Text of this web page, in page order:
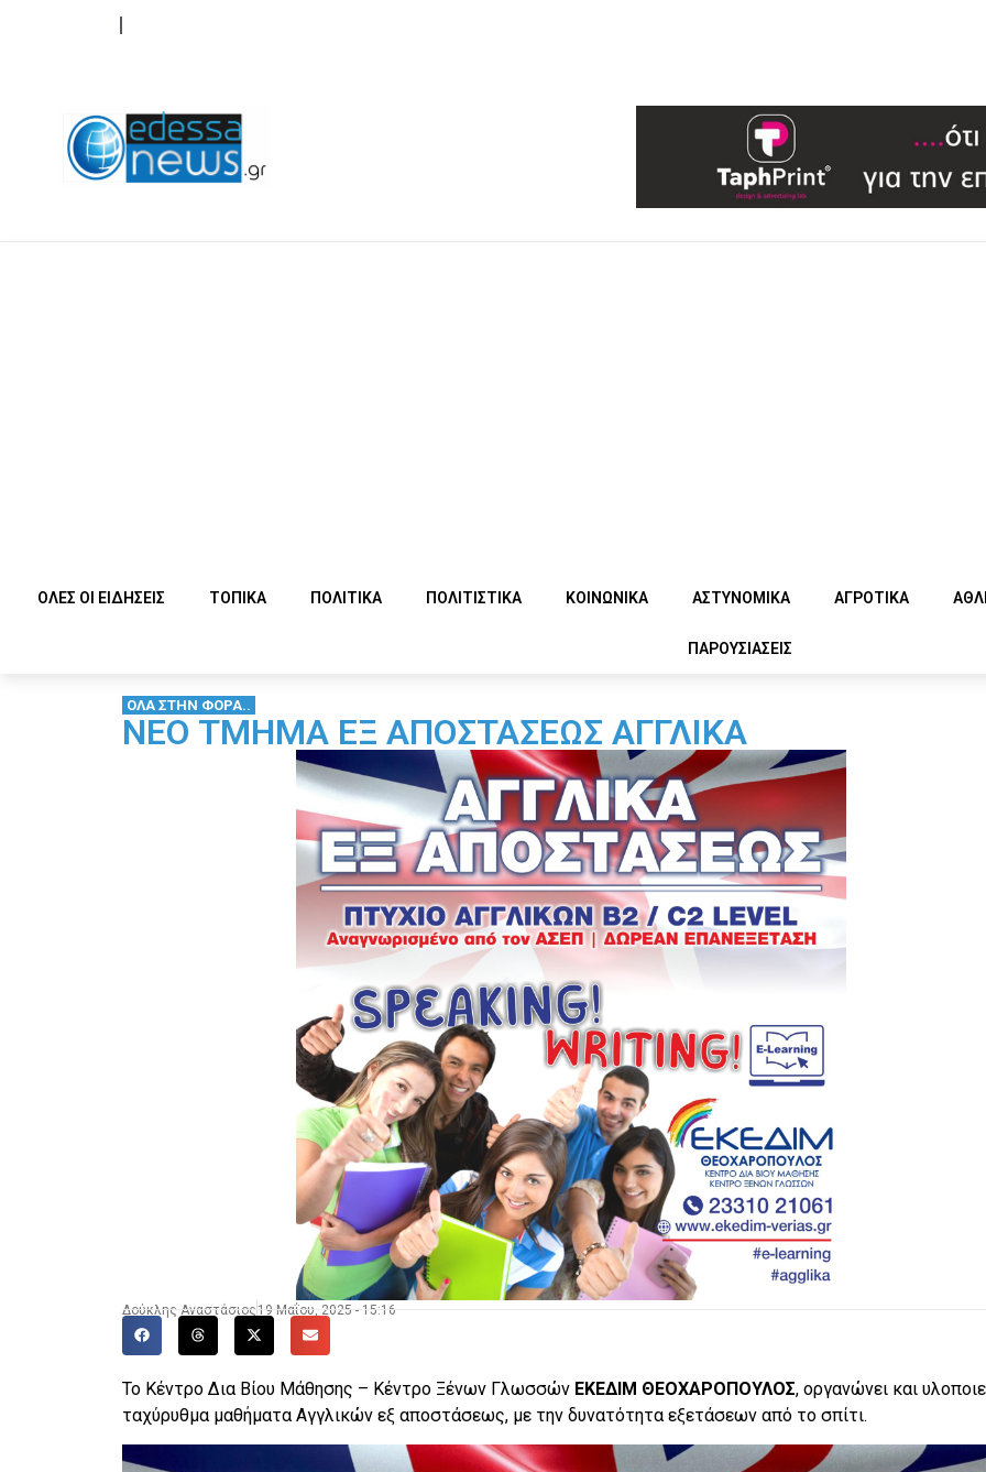
ΟΛΕΣ ΟΙ ΕΙΔΗΣΕΙΣ ΤΟΠΙΚΑ ΠΟΛΙΤΙΚΑ ΠΟΛΙΤΙΣΤΙΚΑ ΚΟΙΝΩΝΙΚΑ ΑΣΤΥΝΟΜΙΚΑ ΑΓΡΟΤΙΚΑ
ΠΑΡΟΥΣΙΑΣΕΙΣ
ΟΛΑ ΣΤΗΝ ΦΟΡΑ..
ΝΕΟ ΤΜΗΜΑ ΕΞ ΑΠΟΣΤΑΣΕΩΣ ΑΓΓΛΙΚΑ
Δούκλης Αναστάσιος 19 Μαΐου, 2025 - 15:16
Το Κέντρο Δια Βίου Μάθησης – Κέντρο Ξένων Γλωσσών ΕΚΕΔΙΜ ΘΕΟΧΑΡΟΠΟΥΛΟΣ, οργανώνει και
ταχύρυθμα μαθήματα Αγγλικών εξ αποστάσεως, με την δυνατότητα εξετάσεων από το σπίτι.